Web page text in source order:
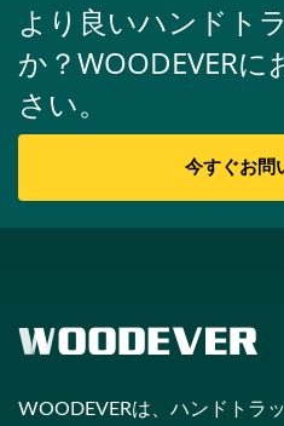
より良いハンドト
か？WOODEVER
さい。
今すぐお問
WOODEVERは、ハンドトラ